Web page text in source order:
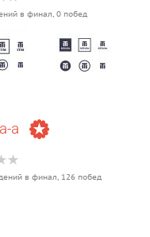
в финал, 0 побед
a
в финал, 126 побед